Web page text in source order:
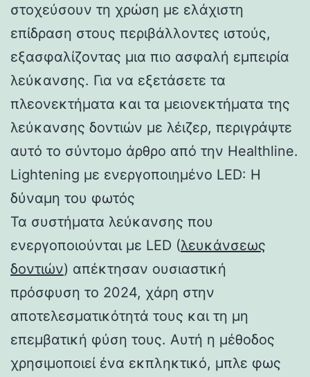
στοχεύσουν τη χρώση με ελάχιστη
επίδραση στους περιβάλλοντες ιστούς,
εξασφαλίζοντας μια πιο ασφαλή εμπειρία
λεύκανσης. Για να εξετάσετε τα
πλεονεκτήματα και τα μειονεκτήματα της
λεύκανσης δοντιών με λέιζερ, περιγράψτε
αυτό το σύντομο άρθρο από την Healthline.
Lightening με ενεργοποιημένο LED: Η
δύναμη του φωτός
Τα συστήματα λεύκανσης που
ενεργοποιούνται με LED (λευκάνσεως
δοντιών) απέκτησαν ουσιαστική
πρόσφυση το 2024, χάρη στην
αποτελεσματικότητά τους και τη μη
επεμβατική φύση τους. Αυτή η μέθοδος
χρησιμοποιεί ένα εκπληκτικό, μπλε φως